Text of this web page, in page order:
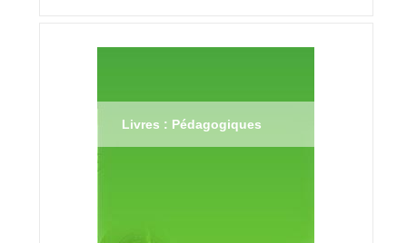
Livres : Pédagogiques